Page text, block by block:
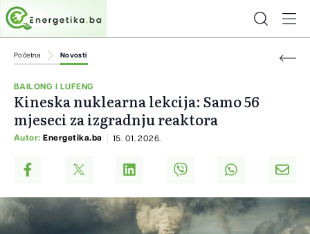
Početna Novosti
BAILONG I LUFENG
Kineska nuklearna lekcija: Samo 56
mjeseci za izgradnju reaktora
Autor: Energetika.ba 15. 01. 2026.